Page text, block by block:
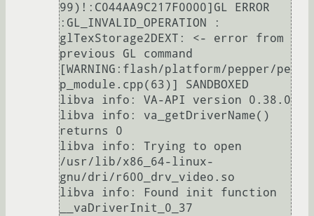
99)!:C044AA9C217F0000]GL ERROR
:GL_INVALID_OPERATION :
glTexStorage2DEXT: <- error from
previous GL command
[WARNING:flash/platform/pepper/pe
p_module.cpp(63)] SANDBOXED
libva info: VA-API version 0.38.0
libva info: va_getDriverName()
returns 0
libva info: Trying to open
/usr/lib/x86_64-linux-
gnu/dri/r600_drv_video.so
libva info: Found init function
__vaDriverInit_0_37